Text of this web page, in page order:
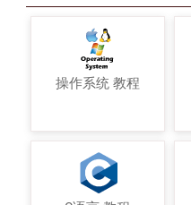
操作系统 教程